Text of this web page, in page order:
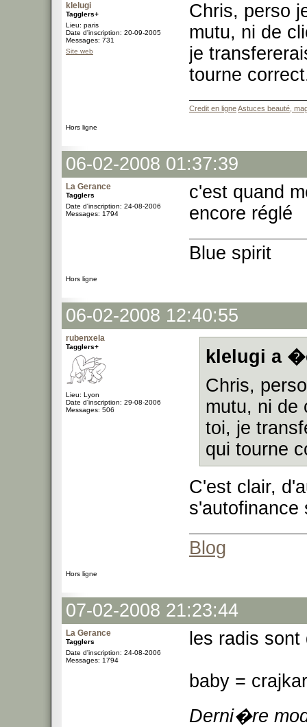
klelugi
Tagglers+
Lieu: paris
Date d'inscription: 20-09-2005
Messages: 731
Site web
Chris, perso
mutu, ni de
je
tourne
Credit en ligneAstuces beauté,
Hors ligne
06-02-2008 01:37:39
La Gerance
Tagglers
Date d'inscription: 24-08-2006
Messages: 1794
c'est quand
encore réglé
Blue spirit
Hors ligne
06-02-2008 12:40:55
rubenxela
Tagglers+
Lieu: Lyon
Date d'inscription: 29-08-2006
Messages: 506
klelugi a
Chris,
mutu, ni de
toi, je
qui tourne
C'est clair,
s'autofinance
Blog
Hors ligne
07-02-2008 21:23:44
La Gerance
Tagglers
Date d'inscription: 24-08-2006
Messages: 1794
les radis
baby =
Derni�re